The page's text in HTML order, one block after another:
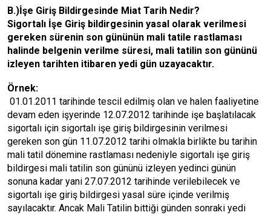
B.)İşe Giriş Bildirgesinde Miat Tarih Nedir?
Sigortalı İşe Giriş bildirgesinin yasal olarak verilmesi
gereken sürenin son gününün mali tatile rastlaması
halinde belgenin verilme süresi, mali tatilin son gününü
izleyen tarihten itibaren yedi gün uzayacaktır.
Örnek:
01.01.2011 tarihinde tescil edilmiş olan ve halen faaliyetine
devam eden işyerinde 12.07.2012 tarihinde işe başlatılacak
sigortalı için sigortalı işe giriş bildirgesinin verilmesi
gereken son gün 11.07.2012 tarihi olmakla birlikte bu tarihin
mali tatil dönemine rastlaması nedeniyle sigortalı işe giriş
bildirgesi mali tatilin son gününü izleyen yedinci günün
sonuna kadar yani 27.07.2012 tarihinde verilebilecek ve
sigortalı işe giriş bildirgesi yasal süre içinde verilmiş
sayılacaktır. Ancak Mali Tatilin bittiği günden sonraki yedi